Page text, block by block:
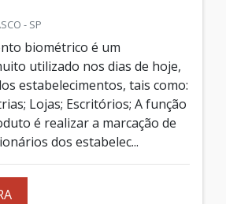
- SP
biométrico é um
utilizado nos dias de hoje,
estabelecimentos, tais como:
Lojas; Escritórios; A função
é realizar a marcação de
dos estabelec...